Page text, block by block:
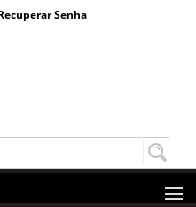
Senha